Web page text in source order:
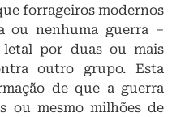
forrageiros modernos
ou nenhuma guerra –
por duas ou mais
outro grupo. Esta
de que a guerra
ou mesmo milhões de